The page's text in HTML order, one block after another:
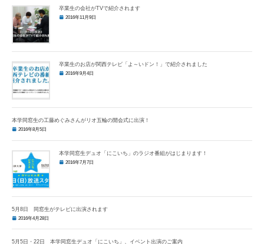
卒業生の会社がTVで紹介されます
2016年11月9日
卒業生のお店が関西テレビ「よ～いドン！」で紹介されました
2016年9月4日
本学同窓生の工藤めぐみさんがリオ五輪の開会式に出演！
2016年8月5日
本学同窓生デュオ「にこいち」のラジオ番組がはじまります！
2016年7月7日
5月8日 同窓生がテレビに出演されます
2016年4月28日
5月5日・22日 本学同窓生デュオ「にこいち」、イベント出演のご案内